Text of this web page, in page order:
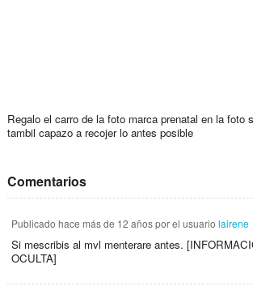
Regalo el carro de la foto marca prenatal en la foto
tambil capazo a recojer lo antes posible
Comentarios
Publicado hace más de 12 añospor el usuario lairene
Si mescribis al mvl menterare antes.
OCULTA]